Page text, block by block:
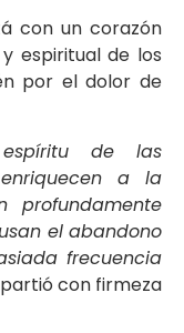
con un corazón
espiritual de los
por el dolor de
de las
a la
profundamente
el abandono
frecuencia
con firmeza